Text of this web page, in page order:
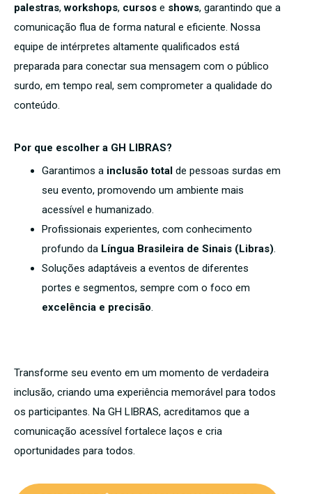
palestras,workshops, cursos e shows, garantindo que a
comunicação flua de forma natural e eficiente. Nossa
equipe de intérpretes altamente qualificados está
preparada para conectar sua mensagem com o público
surdo, em tempo real, sem comprometer a qualidade do
conteúdo.
Por que escolher a GH LIBRAS?
Garantimos a inclusão total de pessoas surdas em
seu evento, promovendo um ambiente mais
acessível e humanizado.
Profissionais experientes, com conhecimento
profundo da Língua Brasileira de Sinais (Libras).
Soluções adaptáveis a eventos de diferentes
portes e segmentos, sempre com o foco em
excelência e precisão.
Transforme seu evento em um momento de verdadeira
inclusão, criando uma experiência memorável para todos
os participantes. Na GH LIBRAS, acreditamos que a
comunicação acessível fortalece laços e cria
oportunidades para todos.